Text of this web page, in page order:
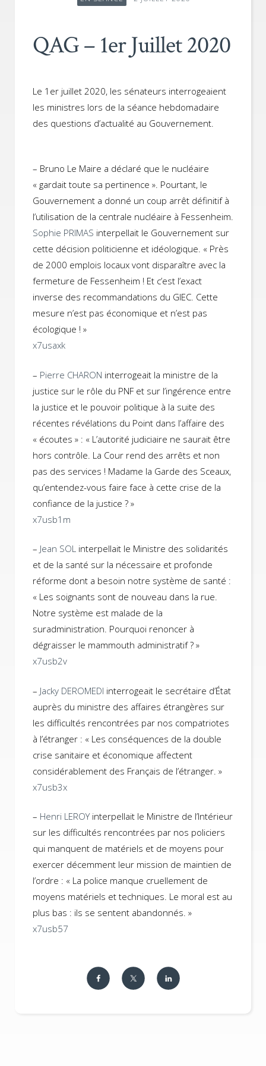
QAG – 1er Juillet 2020
Le 1er juillet 2020, les sénateurs interrogeaient
les ministres lors de la séance hebdomadaire
des questions d’actualité au Gouvernement.
– Bruno Le Maire a déclaré que le nucléaire
« gardait toute sa pertinence ». Pourtant, le
Gouvernement a donné un coup arrêt définitif à
l’utilisation de la centrale nucléaire à Fessenheim.
Sophie PRIMAS interpellait le Gouvernement sur
cette décision politicienne et idéologique. « Près
de 2000 emplois locaux vont disparaître avec la
fermeture de Fessenheim ! Et c’est l’exact
inverse des recommandations du GIEC. Cette
mesure n’est pas économique et n’est pas
écologique ! »
x7usaxk
– Pierre CHARON interrogeait la ministre de la
justice sur le rôle du PNF et sur l’ingérence entre
la justice et le pouvoir politique à la suite des
récentes révélations du Point dans l’affaire des
« écoutes » : « L’autorité judiciaire ne saurait être
hors contrôle. La Cour rend des arrêts et non
pas des services ! Madame la Garde des Sceaux,
qu’entendez-vous faire face à cette crise de la
confiance de la justice ? »
x7usb1m
– Jean SOL interpellait le Ministre des solidarités
et de la santé sur la nécessaire et profonde
réforme dont a besoin notre système de santé :
« Les soignants sont de nouveau dans la rue.
Notre système est malade de la
suradministration. Pourquoi renoncer à
dégraisser le mammouth administratif ? »
x7usb2v
– Jacky DEROMEDI interrogeait le secrétaire d’État
auprès du ministre des affaires étrangères sur
les difficultés rencontrées par nos compatriotes
à l’étranger : « Les conséquences de la double
crise sanitaire et économique affectent
considérablement des Français de l’étranger. »
x7usb3x
– Henri LEROYinterpellait le Ministre de l’Intérieur
sur les difficultés rencontrées par nos policiers
qui manquent de matériels et de moyens pour
exercer décemment leur mission de maintien de
l’ordre : « La police manque cruellement de
moyens matériels et techniques. Le moral est au
plus bas : ils se sentent abandonnés. »
x7usb57